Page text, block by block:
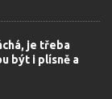
je třeba
být i plísně a